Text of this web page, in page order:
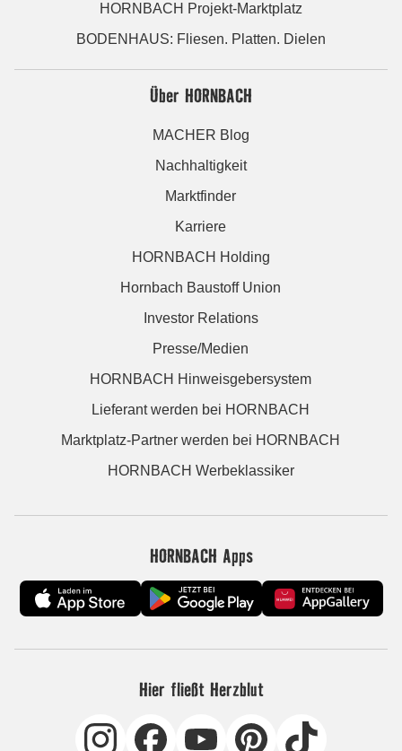
HORNBACH Projekt-Marktplatz
BODENHAUS: Fliesen. Platten. Dielen
Über HORNBACH
MACHER Blog
Nachhaltigkeit
Marktfinder
Karriere
HORNBACH Holding
Hornbach Baustoff Union
Investor Relations
Presse/Medien
HORNBACH Hinweisgebersystem
Lieferant werden bei HORNBACH
Marktplatz-Partner werden bei HORNBACH
HORNBACH Werbeklassiker
HORNBACH Apps
Hier fließt Herzblut